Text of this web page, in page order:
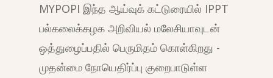
MYPOPI இந்த ஆய்வுக் கட்டுரையில் IPPT
பல்கலைக்கழக அறிவியல் மலேசியாவுடன்
ஒத்துழைப்பதில் பெருமிதம் கொள்கிறது -
முதன்மை நோயெதிர்ப்பு குறைபாடுள்ள